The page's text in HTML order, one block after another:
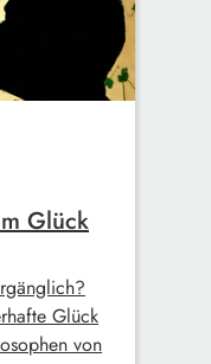
Glück
Glück
von